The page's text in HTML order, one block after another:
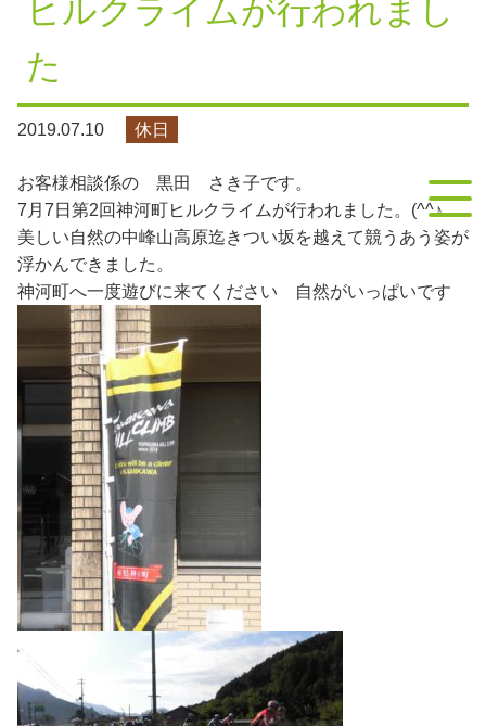
選ばれる理由 reason
会社概要
お問い合わせ contact
ヒルクライムが行われまし
た
2019.07.10 休日
お客様相談係の 黒田 さき子です。
7月7日第2回神河町ヒルクライムが行われました。(^^♪
美しい自然の中峰山高原迄きつい坂を越えて競うあう姿が
浮かんできました。
神河町へ一度遊びに来てください 自然がいっぱいです